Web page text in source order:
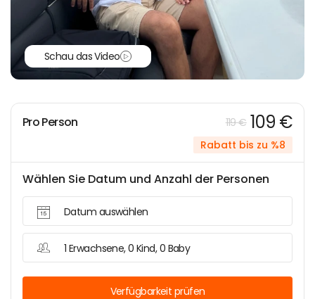
Schau das Video
Pro Person 119 € 109 €
Rabatt bis zu %8
Wählen Sie Datum und Anzahl der Personen
Datum auswählen
1 Erwachsene, 0 Kind, 0 Baby
Verfügbarkeit prüfen